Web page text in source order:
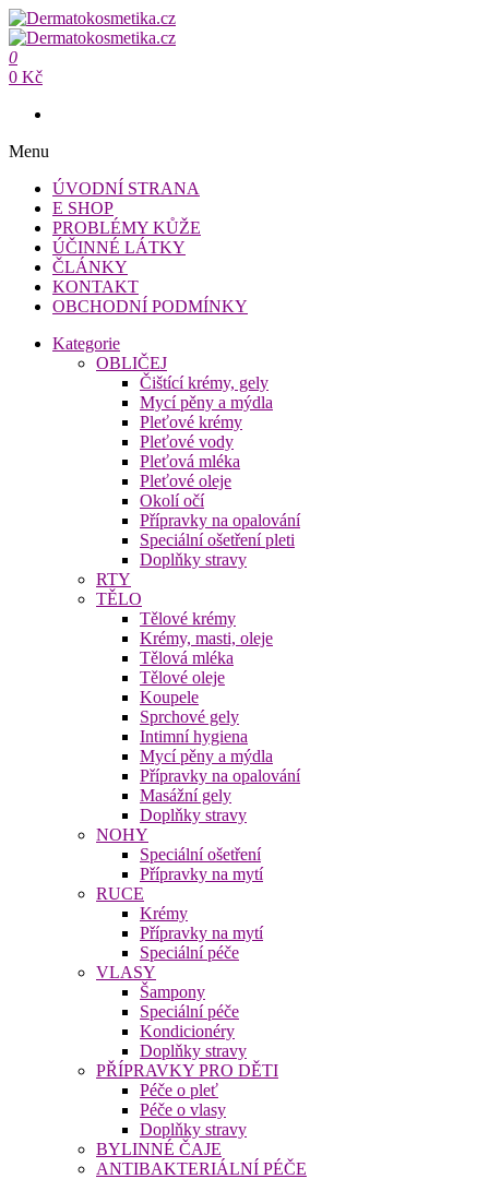
Přeskočit
na
obsah
Dermatokosmetika.cz
Dermatokosmetika.cz
0
0 Kč
Menu
ÚVODNÍ STRANA
E SHOP
PROBLÉMY KŮŽE
ÚČINNÉ LÁTKY
ČLÁNKY
KONTAKT
OBCHODNÍ PODMÍNKY
Kategorie
OBLIČEJ
Čištící krémy, gely
Mycí pěny a mýdla
Pleťové krémy
Pleťové vody
Pleťová mléka
Pleťové oleje
Okolí očí
Přípravky na opalování
Speciální ošetření pleti
Doplňky stravy
RTY
TĚLO
Tělové krémy
Krémy, masti, oleje
Tělová mléka
Tělové oleje
Koupele
Sprchové gely
Intimní hygiena
Mycí pěny a mýdla
Přípravky na opalování
Masážní gely
Doplňky stravy
NOHY
Speciální ošetření
Přípravky na mytí
RUCE
Krémy
Přípravky na mytí
Speciální péče
VLASY
Šampony
Speciální péče
Kondicionéry
Doplňky stravy
PŘÍPRAVKY PRO DĚTI
Péče o pleť
Péče o vlasy
Doplňky stravy
BYLINNÉ ČAJE
ANTIBAKTERIÁLNÍ PÉČE